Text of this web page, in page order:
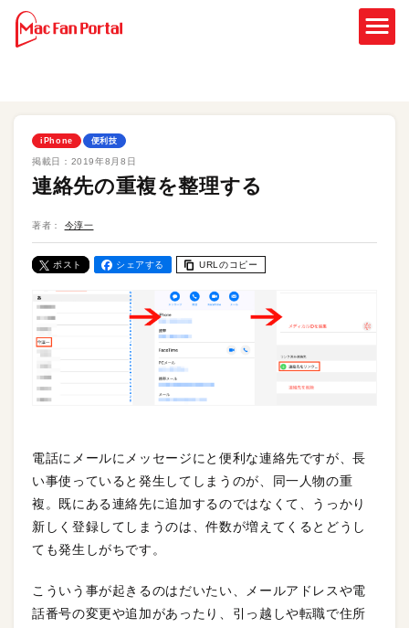
iPhone 便利技
掲載日： 2019年8月8日
連絡先の重複を整理する
著者： 今淳一
ポスト シェアする URLのコピー
電話にメールにメッセージにと便利な連絡先ですが、長
い事使っていると発生してしまうのが、同一人物の重
複。既にある連絡先に追加するのではなくて、うっかり
新しく登録してしまうのは、件数が増えてくるとどうし
ても発生しがちです。
こういう事が起きるのはだいたい、メールアドレスや電
話番号の変更や追加があったり、引っ越しや転職で住所